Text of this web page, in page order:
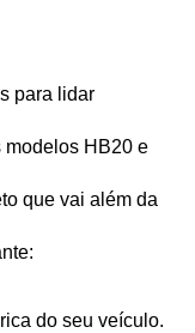
para lidar
modelos HB20 e
que vai além da
do seu veículo.